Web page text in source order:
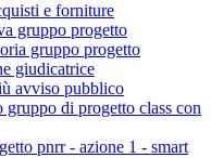
e forniture
gruppo progetto
gruppo progetto
giudicatrice
avviso pubblico
gruppo di progetto class con
pnrr - azione 1 - smart